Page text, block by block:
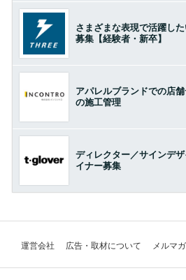
さまざまな表現で活躍し
募集【経験者・新卒】
アパレルブランドでの店
の施工管理
ディレクター／サインデ
イナー募集
運営会社 広告・取材について メルマガ